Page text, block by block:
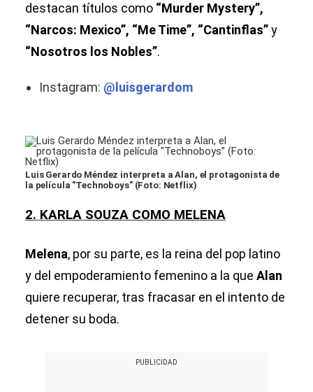
destacan títulos como “Murder Mystery”,
“Narcos: Mexico”, “Me Time”, “Cantinflas”y
“Nosotros los Nobles”.
Instagram: @luisgerardom
Luis Gerardo Méndez interpreta a Alan, el protagonista de
la película "Technoboys" (Foto: Netflix)
2. KARLA SOUZA COMO MELENA
Melena, por su parte, es la reina del pop latino
y del empoderamiento femenino a la que Alan
quiere recuperar, tras fracasar en el intento de
detener su boda.